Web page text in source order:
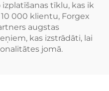
tīklu, kas ik
000 klientu, Forgex
augstas
kas izstrādāti, lai
jomā.